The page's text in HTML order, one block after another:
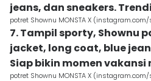
jeans, dan sneakers.
potret Shownu MONSTA X
7. Tampil sporty, Shownu
jacket, long coat, blue
Siap bikin momen vakansi
potret Shownu MONSTA X